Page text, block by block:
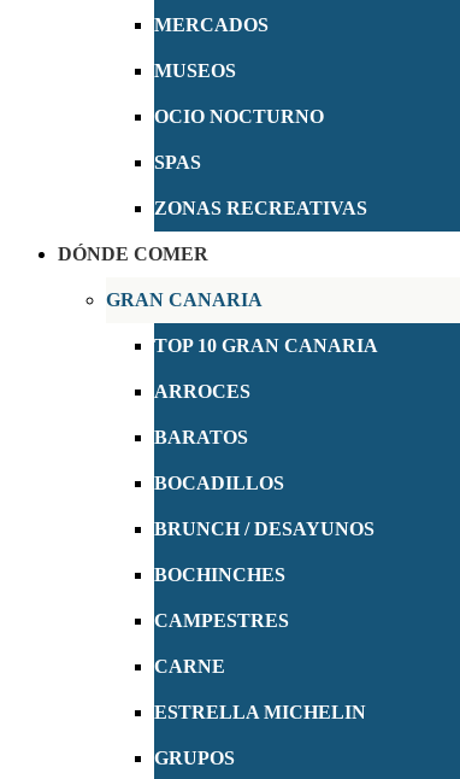
MERCADOS
MUSEOS
OCIO NOCTURNO
SPAS
ZONAS RECREATIVAS
DÓNDE COMER
GRAN CANARIA
TOP 10 GRAN CANARIA
ARROCES
BARATOS
BOCADILLOS
BRUNCH / DESAYUNOS
BOCHINCHES
CAMPESTRES
CARNE
ESTRELLA MICHELIN
GRUPOS